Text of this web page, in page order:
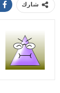
شارك
البريد الإلكتروني